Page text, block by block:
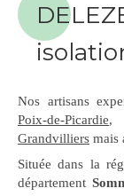
Nos artisans
Poix-de-Picardie
Grandvilliers mais
Située dans la
département